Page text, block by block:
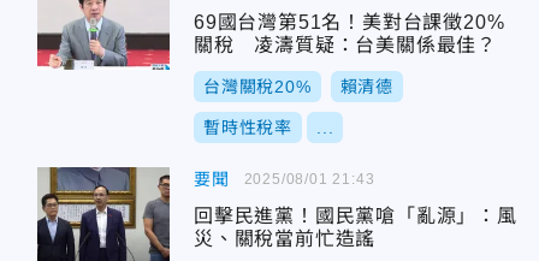
69國台灣第51名！美對台課徵20%
關稅 凌濤質疑：台美關係最佳？
台灣關稅20% 賴清德
暫時性稅率
要聞
回擊民進黨！國民黨嗆「亂源」：風
災、關稅當前忙造謠
2025/08/01 21:43